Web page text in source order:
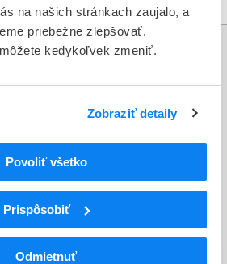
na našich stránkach zaujalo, a
priebežne zlepšovať.
kedykoľvek zmeniť.
Zobraziť detaily
Povoliť všetko
Prispôsobiť
Odmietnuť